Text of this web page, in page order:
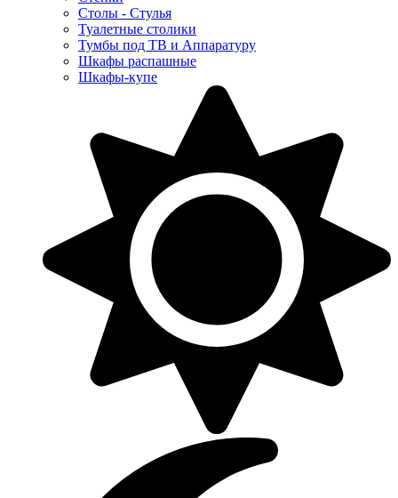
Столы - Стулья
Туалетные столики
Тумбы под ТВ и Аппаратуру
Шкафы распашные
Шкафы-купе